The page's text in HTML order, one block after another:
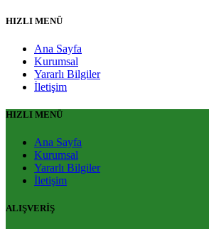
HIZLI MENÜ
Ana Sayfa
Kurumsal
Yararlı Bilgiler
İletişim
HIZLI MENÜ
Ana Sayfa
Kurumsal
Yararlı Bilgiler
İletişim
ALIŞVERİŞ